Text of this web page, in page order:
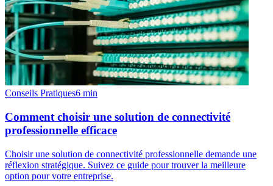
Conseils Pratiques6 min
Comment choisir une solution de connectivité
professionnelle efficace
Choisir une solution de connectivité professionnelle demande une
réflexion stratégique. Suivez ce guide pour trouver la meilleure
option pour votre entreprise.